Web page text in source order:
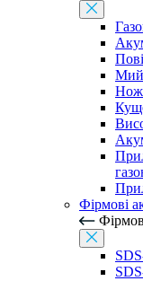
Фірмові